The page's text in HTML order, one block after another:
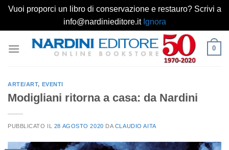
Vuoi proporci un libro di conservazione e restauro? Scrivi a
info@nardinieditore.it Ignora
0
ARTE/ART, EVENTI
Modigliani ritorna a casa: da Nardini
PUBBLICATO IL 28 AGOSTO 2020 DA CLAUDIO AITA